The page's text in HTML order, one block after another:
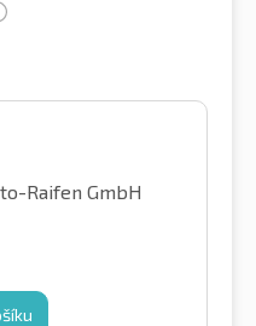
Raifen GmbH